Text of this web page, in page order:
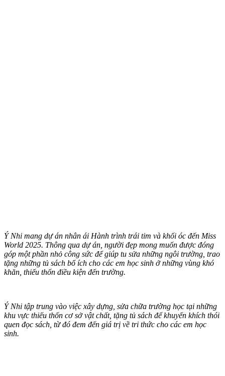
Ý Nhi mang dự án nhân ái Hành trình trái tim và khối óc đến Miss
World 2025. Thông qua dự án, người đẹp mong muốn được đóng
góp một phần nhỏ công sức để giúp tu sửa những ngôi trường, trao
tặng những tủ sách bổ ích cho các em học sinh ở những vùng khó
khăn, thiếu thốn điều kiện đến trường.
Ý Nhi tập trung vào việc xây dựng, sửa chữa trường học tại những
khu vực thiếu thốn cơ sở vật chất, tặng tủ sách để khuyến khích thói
quen đọc sách, từ đó đem đến giá trị về tri thức cho các em học
sinh.